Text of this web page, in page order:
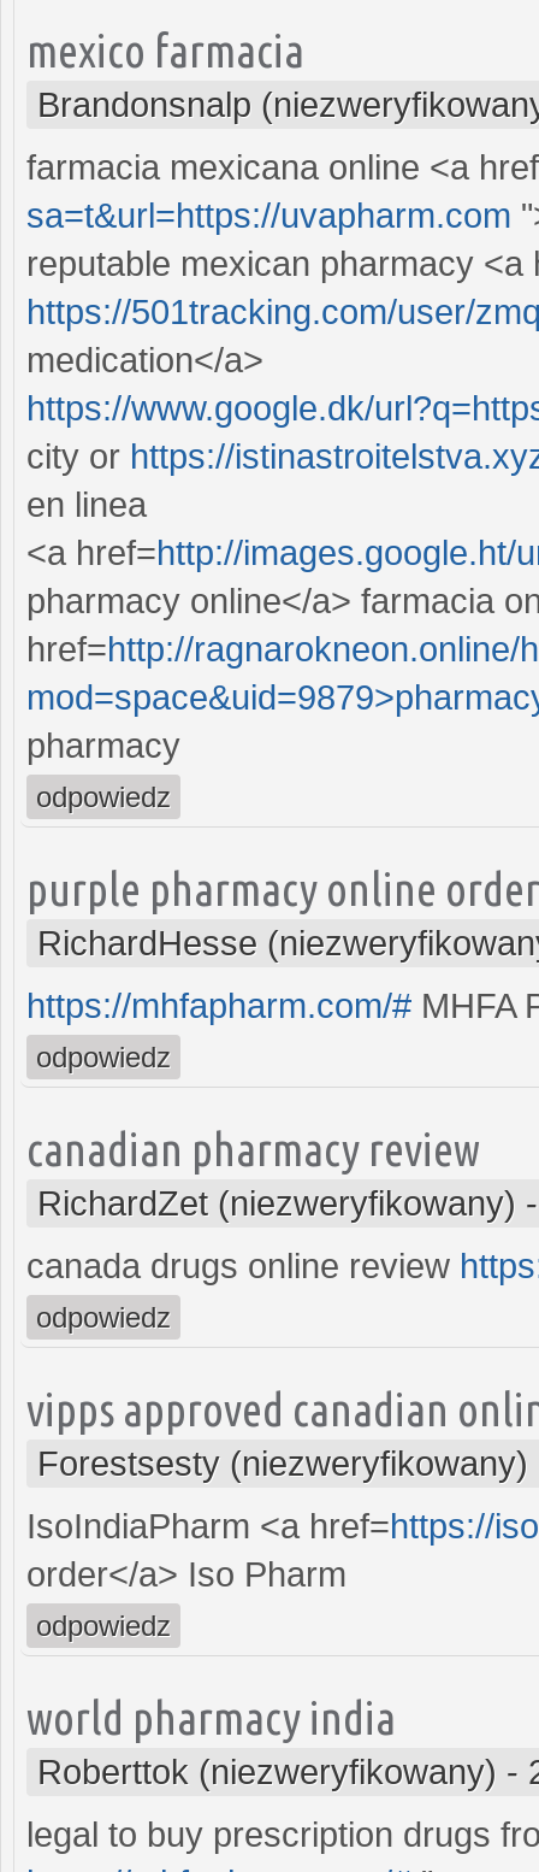
mexico farmacia
Brandonsnalp
farmacia mexicana online <a
sa=t&url=https://uvapharm.com
reputable mexican pharmacy <a
https://501tracking.com/user/
medication</a>
https://www.google.dk/
city or https://
en linea
<a href=http://images.google.ht/
pharmacy online</a> farmacia
href=http://ragnarokneon.online/
pharmacy
odpowiedz
purple pharmacy online
RichardHesse
https://mhfapharm.com/# MHFA
odpowiedz
canadian pharmacy review
RichardZet (niezweryfikowany)
canada drugs online review
odpowiedz
vipps approved canadian
Forestsesty (niezweryfikowany)
IsoIndiaPharm <a href=https://
order</a> Iso Pharm
odpowiedz
world pharmacy india
Roberttok (niezweryfikowany) -
legal to buy prescription drugs